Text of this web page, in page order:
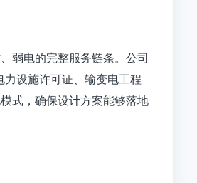
弱电的完整服务链条。公司
设施许可证、输变电工程
式，确保设计方案能够落地